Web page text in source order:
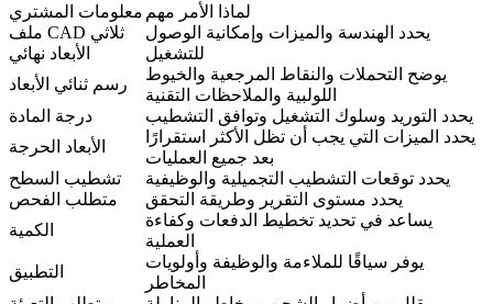
معلومات المشتري لماذا الأمر مهم
ملف CAD ثلاثي
الأبعاد نهائي
يحدد الهندسة والميزات وإمكانية الوصول
للتشغيل
رسم ثنائي الأبعاد
يوضح التحملات والنقاط المرجعية والخيوط
اللولبية والملاحظات التقنية
درجة المادة
يحدد التوريد وسلوك التشغيل وتوافق التشطيب
الأبعاد الحرجة
يحدد الميزات التي يجب أن تظل الأكثر استقرارًا
بعد جميع العمليات
تشطيب السطح
يحدد توقعات التشطيب التجميلية والوظيفية
متطلب الفحص
يحدد مستوى التقرير وطريقة التحقق
الكمية
يساعد في تحديد تخطيط الدفعات وكفاءة
العملية
التطبيق
يوفر سياقًا للملاءمة والوظيفة وأولويات
المخاطر